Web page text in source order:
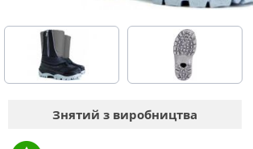
Знятий з виробництва